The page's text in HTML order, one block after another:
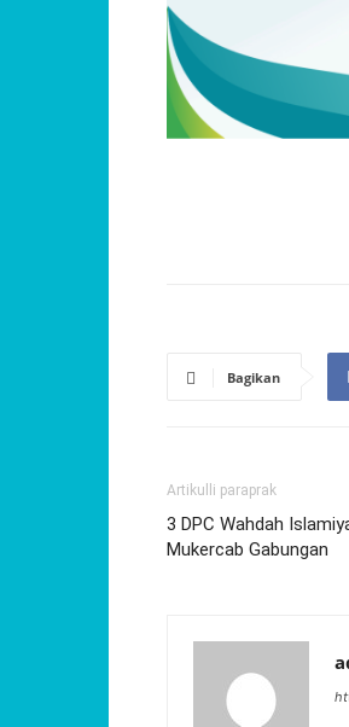
Bagikan
Artikulli paraprak
3 DPC Wahdah
Mukercab Gabungan